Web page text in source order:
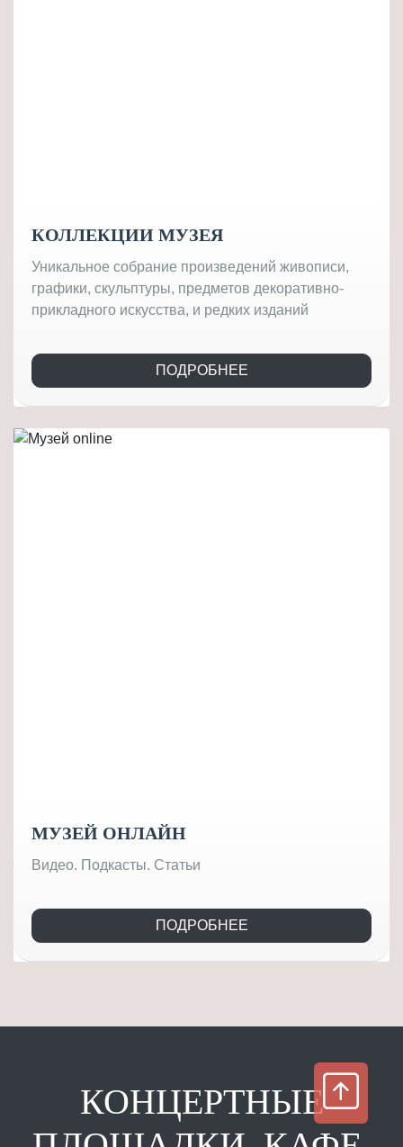
КОЛЛЕКЦИИ МУЗЕЯ
Уникальное собрание произведений живописи,
графики, скульптуры, предметов декоративно-
прикладного искусства, и редких изданий
ПОДРОБНЕЕ
МУЗЕЙ ОНЛАЙН
Видео. Подкасты. Статьи
ПОДРОБНЕЕ
КОНЦЕРТНЫЕ